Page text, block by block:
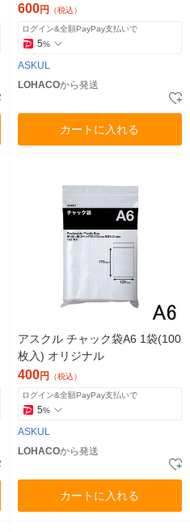
600円 （税込）
ログイン&全額PayPay支払いで
5%
ASKUL
LOHACOから発送
カートに入れる
アスクル チャック袋A6 1袋(100
枚入) オリジナル
400円 （税込）
ログイン&全額PayPay支払いで
5%
ASKUL
LOHACOから発送
カートに入れる